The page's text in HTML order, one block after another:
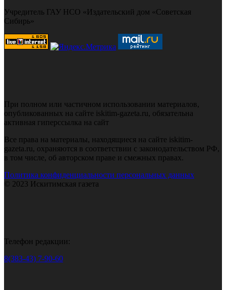
Учредитель ГАУ НСО «Издательский дом «Советская
Сибирь»
При полном или частичном использовании материалов,
опубликованных на сайте iskitim-gazeta.ru, обязательна
активная гиперссылка на сайт
Все права на материалы, находящиеся на сайте iskitim-
gazeta.ru, охраняются в соответствии с законодательством РФ,
в том числе, об авторском праве и смежных правах.
Политика конфиденциальности персональных данных
© 2023 Искитимская газета
Телефон редакции:
8(383-43) 7-90-60